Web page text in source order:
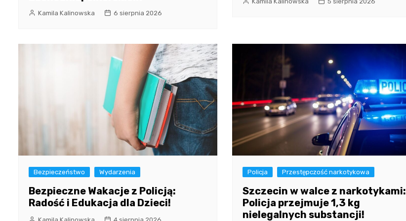
Kamila Kalinowska 6 sierpnia 2026
Bezpieczeństwo Wydarzenia
Bezpieczne Wakacje z Policją:
Radość i Edukacja dla Dzieci!
Policja Przestępczość narkotykowa
Szczecin w walce z narkotykami:
Policja przejmuje 1,3 kg
nielegalnych substancji!